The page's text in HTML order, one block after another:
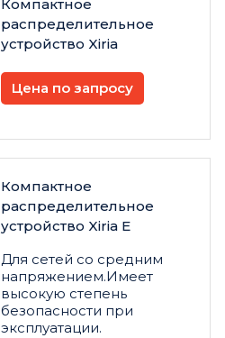
Компактное
распределительное
устройство Xiria
Цена по запросу
Компактное
распределительное
устройство Xiria E
Для сетей со средним
напряжением.Имеет
высокую степень
безопасности при
эксплуатации.